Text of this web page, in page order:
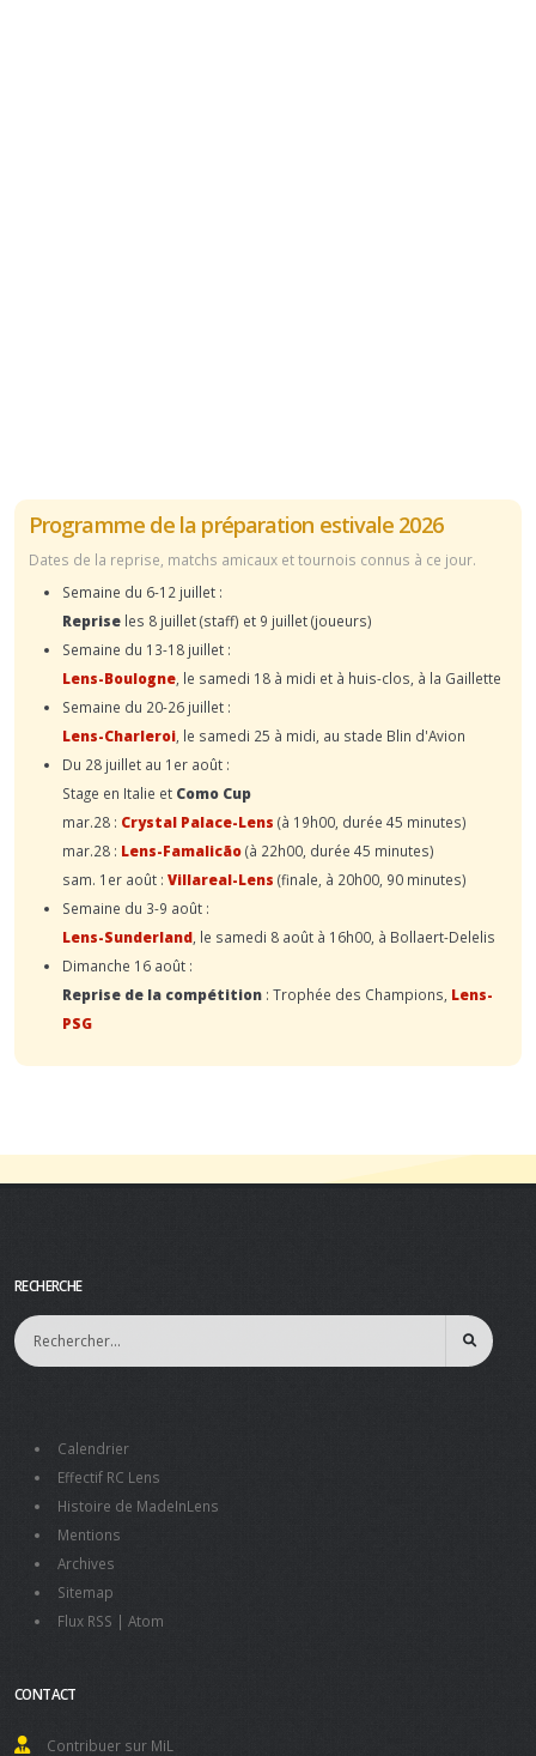
Programme de la préparation estivale 2026
Dates de la reprise, matchs amicaux et tournois connus à ce jour.
Semaine du 6-12 juillet :
Reprise les 8 juillet (staff) et 9 juillet (joueurs)
Semaine du 13-18 juillet :
Lens-Boulogne , le samedi 18 à midi et à huis-clos, à la Gaillette
Semaine du 20-26 juillet :
Lens-Charleroi , le samedi 25 à midi, au stade Blin d'Avion
Du 28 juillet au 1er août :
Stage en Italie et Como Cup
mar.28 : Crystal Palace-Lens (à 19h00, durée 45 minutes)
mar.28 : Lens-Famalicão(à 22h00, durée 45 minutes)
sam. 1er août : Villareal-Lens (finale, à 20h00, 90 minutes)
Semaine du 3-9 août :
Lens-Sunderland , le samedi 8 août à 16h00, à Bollaert-Delelis
Dimanche 16 août :
Reprise de la compétition : Trophée des Champions, Lens-
PSG
RECHERCHE
Calendrier
Effectif RC Lens
Histoire de MadeInLens
Mentions
Archives
Sitemap
Flux RSS | Atom
CONTACT
Contribuer sur MiL